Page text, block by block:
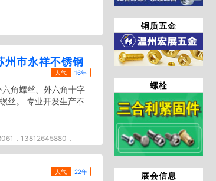
铜质五金
螺栓
展会信息
州市永祥不锈钢
人气 16年
角螺丝、外六角十字
丝。 专业开发生产不
，13812645880，
人气 22年